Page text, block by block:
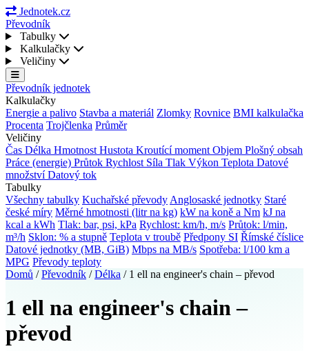
Jednotek.cz
Převodník
Tabulky
Kalkulačky
Veličiny
Převodník jednotek
Kalkulačky
Energie a palivo Stavba a materiál Zlomky Rovnice BMI kalkulačka
Procenta Trojčlenka Průměr
Veličiny
Čas Délka Hmotnost Hustota Kroutící moment Objem Plošný obsah
Práce (energie) Průtok Rychlost Síla Tlak Výkon Teplota Datové
množstvíDatový tok
Tabulky
Všechny tabulky Kuchařské převody Anglosaské jednotky Staré
české míry Měrné hmotnosti (litr na kg) kW na koně a Nm kJ na
kcal a kWh Tlak: bar, psi, kPa Rychlost: km/h, m/s Průtok: l/min,
m³/h Sklon: % a stupně Teplota v troubě Předpony SI Římské číslice
Datové jednotky (MB, GiB) Mbps na MB/s Spotřeba: l/100 km a
MPG Převody teploty
Domů / Převodník / Délka / 1 ell na engineer's chain – převod
1 ell na engineer's chain –
převod